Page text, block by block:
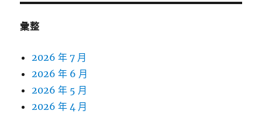
彙整
2026 年 7 月
2026 年 6 月
2026 年 5 月
2026 年 4 月